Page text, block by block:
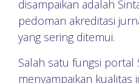
disampaikan adalah
pedoman akreditasi
yang sering ditemui.
Salah satu fungsi portal
menyampaikan kualitas